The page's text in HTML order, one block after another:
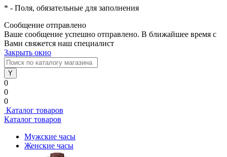
* - Поля, обязательные для заполнения
Сообщение отправлено
Ваше сообщение успешно отправлено. В ближайшее время с
Вами свяжется наш специалист
Закрыть окно
0
0
0
Каталог товаров
Каталог товаров
Мужские часы
Женские часы